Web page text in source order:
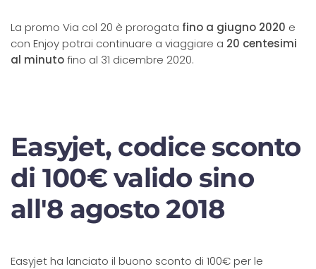
La promo Via col 20 è prorogata fino a giugno 2020 e
con Enjoy potrai continuare a viaggiare a 20 centesimi
al minutofino al 31 dicembre 2020.
Easyjet, codice sconto
di 100€ valido sino
all'8 agosto 2018
Easyjet ha lanciato il buono sconto di 100€ per le